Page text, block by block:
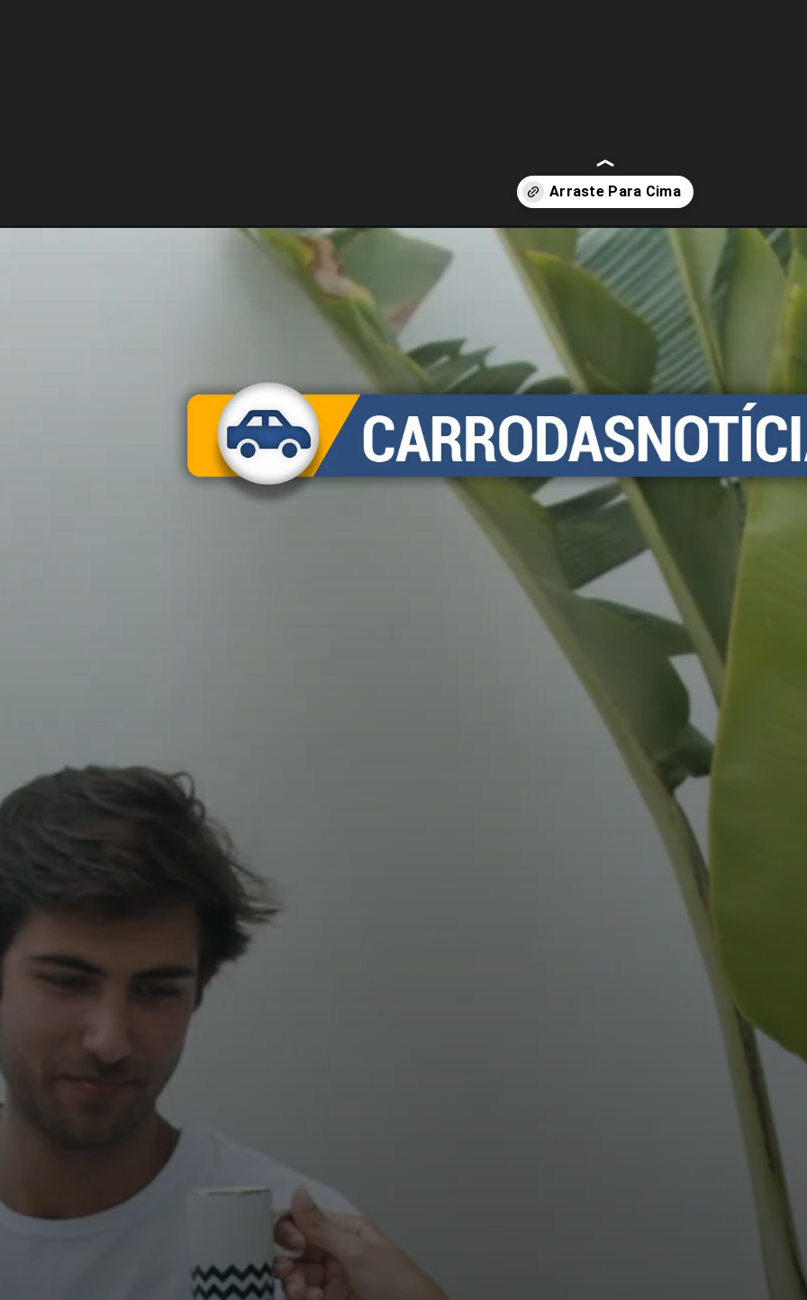
https://carro.blog.br/dia-20-de-julho-mensagem-dia-do-amigo-para-voce-mandar-no-whatsapp.html